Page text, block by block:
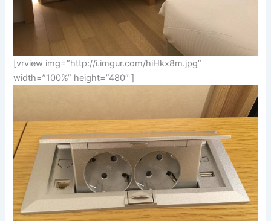
[vrview img=”http://i.imgur.com/hiHkx8m.jpg”
width=”100%” height=”480″ ]